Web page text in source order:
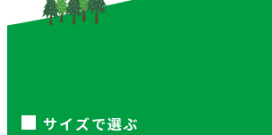
サイズで選ぶ